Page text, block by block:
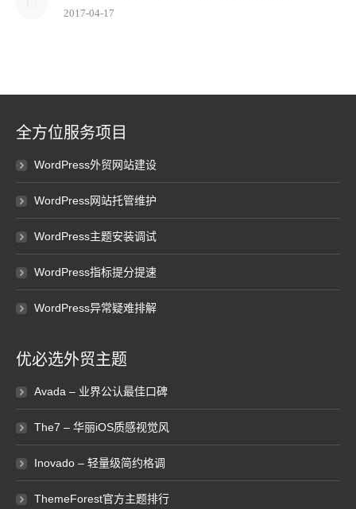
2017-04-17
全方位服务项目
WordPress外贸网站建设
WordPress网站托管维护
WordPress主题安装调试
WordPress指标提分提速
WordPress异常疑难排解
优必选外贸主题
Avada – 业界公认最佳口碑
The7 – 华丽iOS质感视觉风
Inovado – 轻量级简约格调
ThemeForest官方主题排行